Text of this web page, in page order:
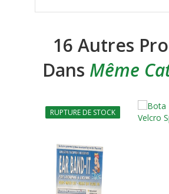
16 Autres
Dans Même
-10%
RUPTURE DE STOCK